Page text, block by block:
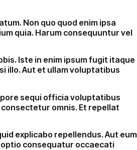
Non quo quod enim ipsa
quia. Harum consequuntur vel
Iste in enim ipsum fugit itaque
illo. Aut et ullam voluptatibus
sequi officia voluptatibus
omnis. Et repellat
explicabo repellendus. Aut eum
consequatur occaecati